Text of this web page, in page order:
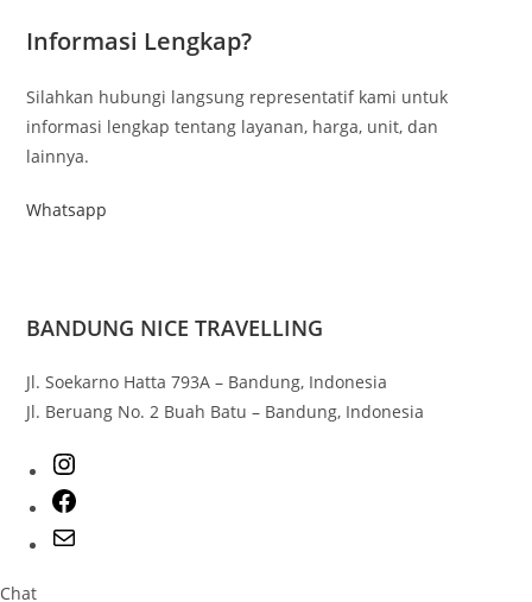
Informasi Lengkap?
Silahkan hubungi langsung representatif kami untuk
informasi lengkap tentang layanan, harga, unit, dan
lainnya.
Whatsapp
BANDUNG NICE TRAVELLING
Jl. Soekarno Hatta 793A – Bandung, Indonesia
Jl. Beruang No. 2 Buah Batu – Bandung, Indonesia
Chat